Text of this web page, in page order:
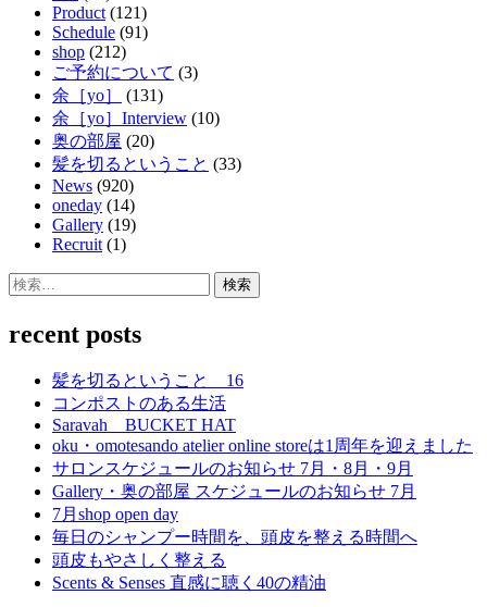
Product (121)
Schedule (91)
shop (212)
ご予約について (3)
余［yo］
(131)
余［yo］Interview (10)
奥の部屋 (20)
髪を切るということ (33)
News (920)
oneday (14)
Gallery (19)
Recruit (1)
検
recent posts
髪を切るということ 16
コンポストのある生活
Saravah BUCKET HAT
oku・omotesando atelier online storeは1周年を迎えました
サロンスケジュールのお知らせ 7月・8月・9月
Gallery・奥の部屋 スケジュールのお知らせ 7月
7月shop open day
毎日のシャンプー時間を、頭皮を整える時間へ
頭皮もやさしく整える
Scents & Senses 直感に聴く40の精油